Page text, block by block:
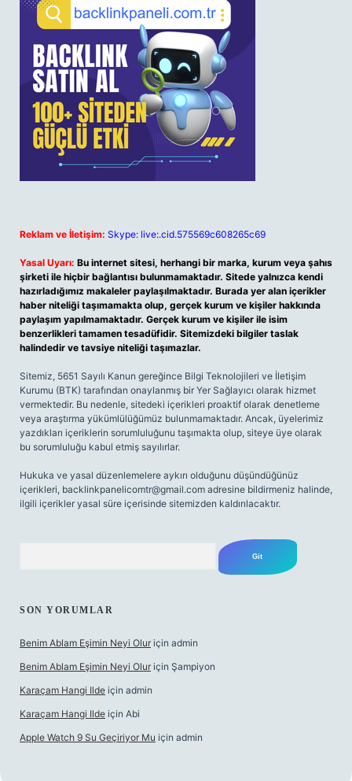
Reklam ve İletişim: Skype: live:.cid.575569c608265c69
Yasal Uyarı: Bu internet sitesi, herhangi bir marka, kurum veya şahıs
şirketi ile hiçbir bağlantısı bulunmamaktadır. Sitede yalnızca kendi
hazırladığımız makaleler paylaşılmaktadır. Burada yer alan içerikler
haber niteliği taşımamakta olup, gerçek kurum ve kişiler hakkında
paylaşım yapılmamaktadır. Gerçek kurum ve kişiler ile isim
benzerlikleri tamamen tesadüfidir. Sitemizdeki bilgiler taslak
halindedir ve tavsiye niteliği taşımazlar.
Sitemiz, 5651 Sayılı Kanun gereğince Bilgi Teknolojileri ve İletişim
Kurumu (BTK) tarafından onaylanmış bir Yer Sağlayıcı olarak hizmet
vermektedir. Bu nedenle, sitedeki içerikleri proaktif olarak denetleme
veya araştırma yükümlülüğümüz bulunmamaktadır. Ancak, üyelerimiz
yazdıkları içeriklerin sorumluluğunu taşımakta olup, siteye üye olarak
bu sorumluluğu kabul etmiş sayılırlar.
Hukuka ve yasal düzenlemelere aykırı olduğunu düşündüğünüz
içerikleri, backlinkpanelicomtr@gmail.com adresine bildirmeniz halinde,
ilgili içerikler yasal süre içerisinde sitemizden kaldırılacaktır.
SON YORUMLAR
Benim Ablam Eşimin Neyi Olur için admin
Benim Ablam Eşimin Neyi Olur için Şampiyon
Karaçam Hangi Ilde için admin
Karaçam Hangi Ilde için Abi
Apple Watch 9 Su Geçiriyor Mu için admin